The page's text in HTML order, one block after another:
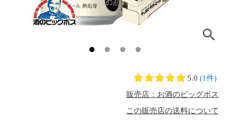
5.0 (1件)
販売店：お酒のビッグボス
この販売店の送料について